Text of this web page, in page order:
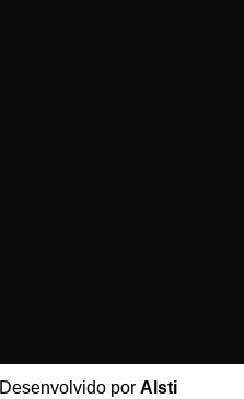
Desenvolvido por Alsti